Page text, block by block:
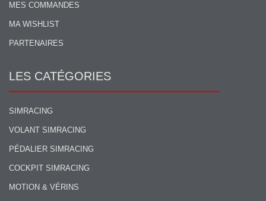
MES COMMANDES
MA WISHLIST
PARTENAIRES
LES CATÉGORIES
SIMRACING
VOLANT SIMRACING
PÉDALIER SIMRACING
COCKPIT SIMRACING
MOTION & VÉRINS